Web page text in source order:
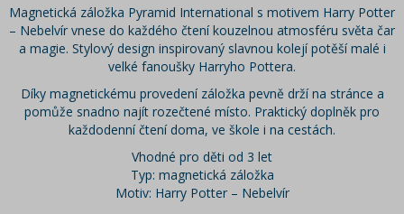
Magnetická záložka Pyramid International s motivem Harry Potter
– Nebelvír vnese do každého čtení kouzelnou atmosféru světa čar
a magie. Stylový design inspirovaný slavnou kolejí potěší malé i
velké fanoušky Harryho Pottera.
Díky magnetickému provedení záložka pevně drží na stránce a
pomůže snadno najít rozečtené místo. Praktický doplněk pro
každodenní čtení doma, ve škole i na cestách.
Vhodné pro děti od 3 let
Typ: magnetická záložka
Motiv: Harry Potter – Nebelvír